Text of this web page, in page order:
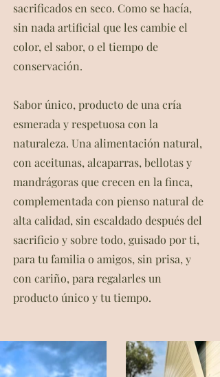
sacrificados en seco. Como se hacía,
sin nada artificial que les cambie el
color, el sabor, o el tiempo de
conservación.
Sabor único, producto de una cría
esmerada y respetuosa con la
naturaleza. Una alimentación natural,
con aceitunas, alcaparras, bellotas y
mandrágoras que crecen en la finca,
complementada con pienso natural de
alta calidad, sin escaldado después del
sacrificio y sobre todo, guisado por ti,
para tu familia o amigos, sin prisa, y
con cariño, para regalarles un
producto único y tu tiempo.